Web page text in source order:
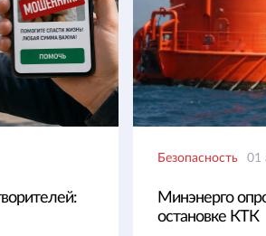
Безопасность 01
Минэнерго
остановке КТК